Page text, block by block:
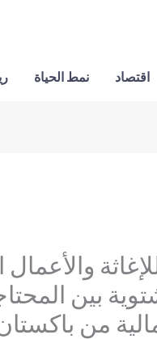
نمط الحياة اقتصاد
والأعمال
شتوية بين
من